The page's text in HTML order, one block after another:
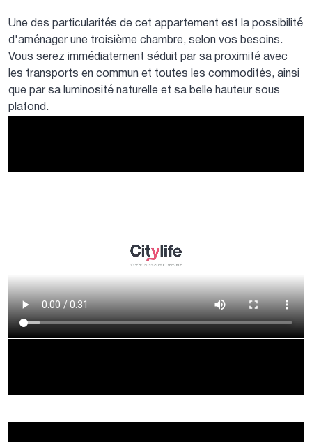
Une des particularités de cet appartement est la possibilité
d'aménager une troisième chambre, selon vos besoins.
Vous serez immédiatement séduit par sa proximité avec
les transports en commun et toutes les commodités, ainsi
que par sa luminosité naturelle et sa belle hauteur sous
plafond.